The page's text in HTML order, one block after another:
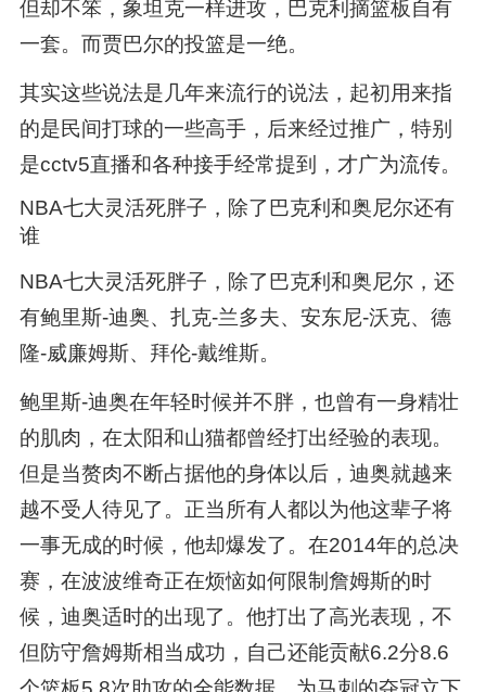
但却不笨，象坦克一样进攻，巴克利摘篮板自有
一套。而贾巴尔的投篮是一绝。
其实这些说法是几年来流行的说法，起初用来指
的是民间打球的一些高手，后来经过推广，特别
是cctv5直播和各种接手经常提到，才广为流传。
NBA七大灵活死胖子，除了巴克利和奥尼尔还有
谁
NBA七大灵活死胖子，除了巴克利和奥尼尔，还
有鲍里斯-迪奥、扎克-兰多夫、安东尼-沃克、德
隆-威廉姆斯、拜伦-戴维斯。
鲍里斯-迪奥在年轻时候并不胖，也曾有一身精壮
的肌肉，在太阳和山猫都曾经打出经验的表现。
但是当赘肉不断占据他的身体以后，迪奥就越来
越不受人待见了。正当所有人都以为他这辈子将
一事无成的时候，他却爆发了。在2014年的总决
赛，在波波维奇正在烦恼如何限制詹姆斯的时
候，迪奥适时的出现了。他打出了高光表现，不
但防守詹姆斯相当成功，自己还能贡献6.2分8.6